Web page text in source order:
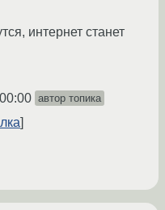
интернет станет
автор топика